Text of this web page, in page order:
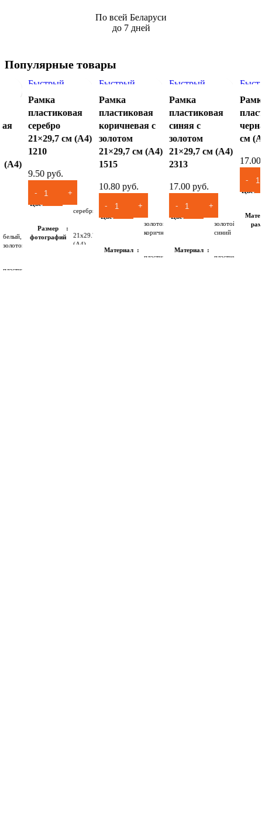
По всей Беларуси
до 7 дней
Популярные товары
(А4)
белый,
золотой
пластик
Быстрый
просмотр
Рамка
пластиковая
серебро
21×29,7 см (А4)
1210
9.50 руб.
Цвет
серебристый
Размер
фотографий
21х29.7 см
(А4)
Быстрый
просмотр
Рамка
пластиковая
коричневая с
золотом
21×29,7 см (А4)
1515
10.80 руб.
Цвет
золотой,
коричневый
Материал
пластик
Быстрый
просмотр
Рамка
пластиковая
синяя с
золотом
21×29,7 см (А4)
2313
17.00 руб.
Цвет
золотой,
синий
Материал
пластик
см
Цвет